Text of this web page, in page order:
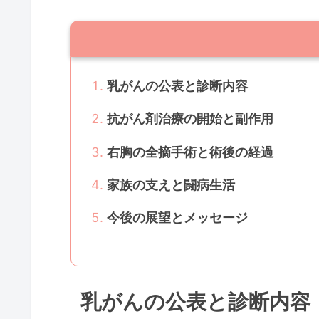
乳がんの公表と診断内容
抗がん剤治療の開始と副作用
右胸の全摘手術と術後の経過
家族の支えと闘病生活
今後の展望とメッセージ
乳がんの公表と診断内容